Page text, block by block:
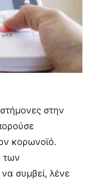
στην
κορωνοϊό.
των
να συμβεί, λένε